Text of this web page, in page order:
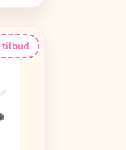
tilbud